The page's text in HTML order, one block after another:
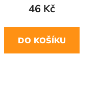
46 Kč
DO KOŠÍKU